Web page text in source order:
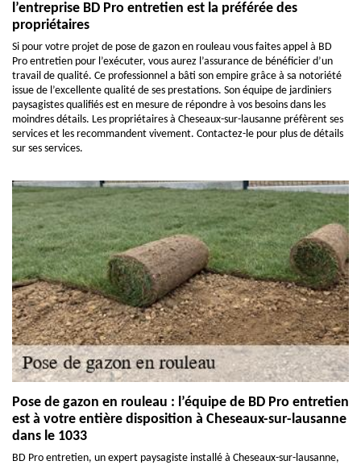
l’entreprise BD Pro entretien est la préférée des
propriétaires
Si pour votre projet de pose de gazon en rouleau vous faites appel à BD
Pro entretien pour l’exécuter, vous aurez l’assurance de bénéficier d’un
travail de qualité. Ce professionnel a bâti son empire grâce à sa notoriété
issue de l’excellente qualité de ses prestations. Son équipe de jardiniers
paysagistes qualifiés est en mesure de répondre à vos besoins dans les
moindres détails. Les propriétaires à Cheseaux-sur-lausanne préfèrent ses
services et les recommandent vivement. Contactez-le pour plus de détails
sur ses services.
Pose de gazon en rouleau : l’équipe de BD Pro entretien
est à votre entière disposition à Cheseaux-sur-lausanne
dans le 1033
BD Pro entretien, un expert paysagiste installé à Cheseaux-sur-lausanne,